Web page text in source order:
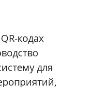
кодах
для